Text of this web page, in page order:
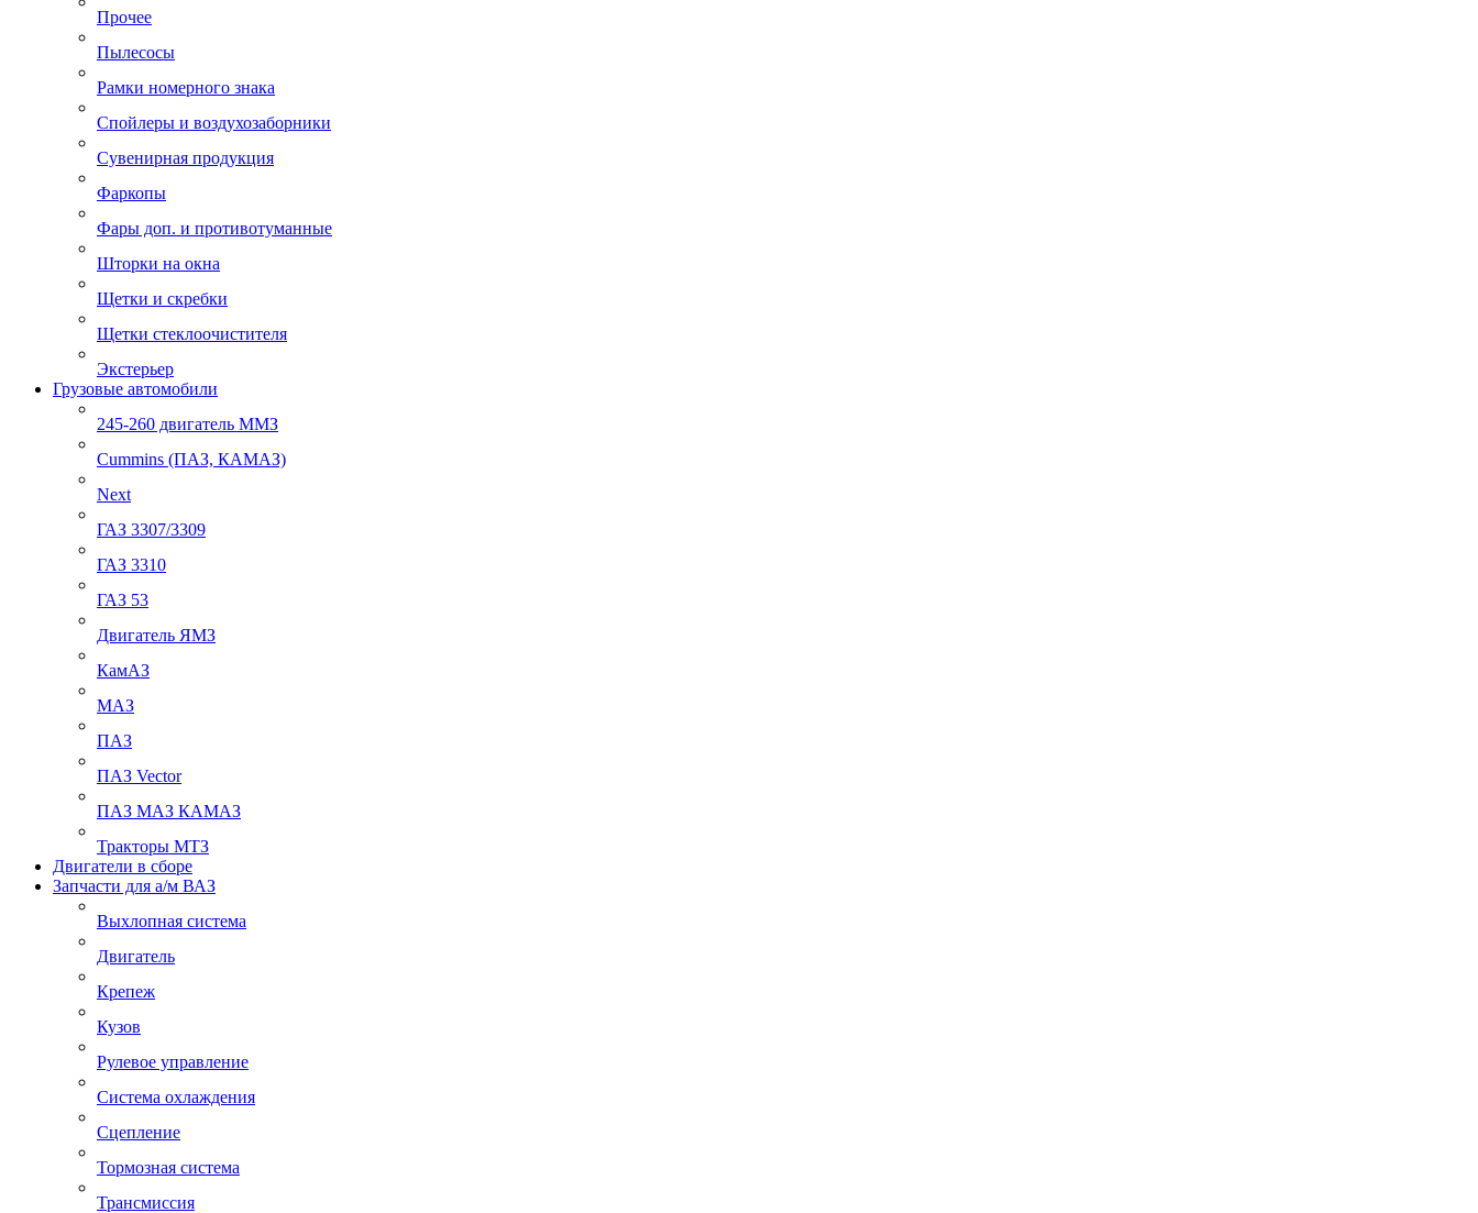
Прочее
Пылесосы
Рамки номерного знака
Спойлеры и воздухозаборники
Сувенирная продукция
Фаркопы
Фары доп. и противотуманные
Шторки на окна
Щетки и скребки
Щетки стеклоочистителя
Экстерьер
Грузовые автомобили
245-260 двигатель ММЗ
Cummins (ПАЗ, КАМАЗ)
Next
ГАЗ 3307/3309
ГАЗ 3310
ГАЗ 53
Двигатель ЯМЗ
КамАЗ
МАЗ
ПАЗ
ПАЗ Vector
ПАЗ МАЗ КАМАЗ
Тракторы МТЗ
Двигатели в сборе
Запчасти для а/м ВАЗ
Выхлопная система
Двигатель
Крепеж
Кузов
Рулевое управление
Система охлаждения
Сцепление
Тормозная система
Трансмиссия